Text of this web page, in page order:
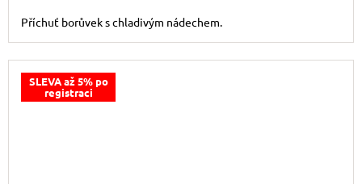
Příchuť borůvek s chladivým nádechem.
SLEVA až 5% po
registraci